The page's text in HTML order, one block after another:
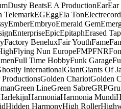
Dusty BeatsE A ProductionEarEar
TelemarkEGEggEla TonElectrecord
EmberEmbryoEmerald Gem
EnterpriseEpicEpitaphErased
Factory BeneluxFair YouthFame
Flying Nun EuropeFMPFNR
Full Time HobbyFunk Garage
InternationalGiantGiants Of
Golden ChariotGolden
Green LineGreen SabreGRP
HarmoniaHarmonia Mundi
Hidden HarmonyHigh Roller